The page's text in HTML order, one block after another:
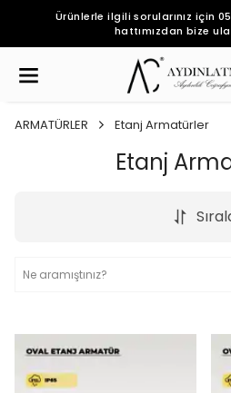
Ürünlerle ilgili sorularınız için
hattımızdan bize
ARMATÜRLER Etanj Armatürler
Etanj